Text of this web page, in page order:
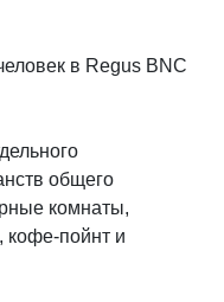
в Regus BNC
общего
комнаты,
кофе-пойнт и